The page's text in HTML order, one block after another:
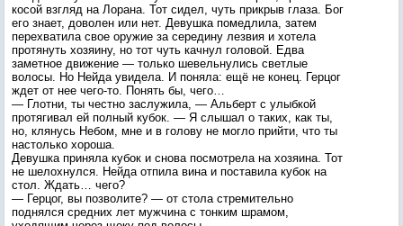
косой взгляд на Лорана. Тот сидел, чуть прикрыв глаза. Бог
его знает, доволен или нет. Девушка помедлила, затем
перехватила свое оружие за середину лезвия и хотела
протянуть хозяину, но тот чуть качнул головой. Едва
заметное движение — только шевельнулись светлые
волосы. Но Нейда увидела. И поняла: ещё не конец. Герцог
ждет от нее чего-то. Понять бы, чего…
— Глотни, ты честно заслужила, — Альберт с улыбкой
протягивал ей полный кубок. — Я слышал о таких, как ты,
но, клянусь Небом, мне и в голову не могло прийти, что ты
настолько хороша.
Девушка приняла кубок и снова посмотрела на хозяина. Тот
не шелохнулся. Нейда отпила вина и поставила кубок на
стол. Ждать… чего?
— Герцог, вы позволите? — от стола стремительно
поднялся средних лет мужчина с тонким шрамом,